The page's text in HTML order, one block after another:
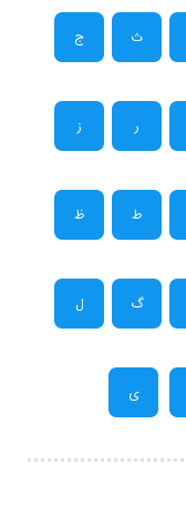
ث ج
ر ز
ط ظ
گ ل
ی